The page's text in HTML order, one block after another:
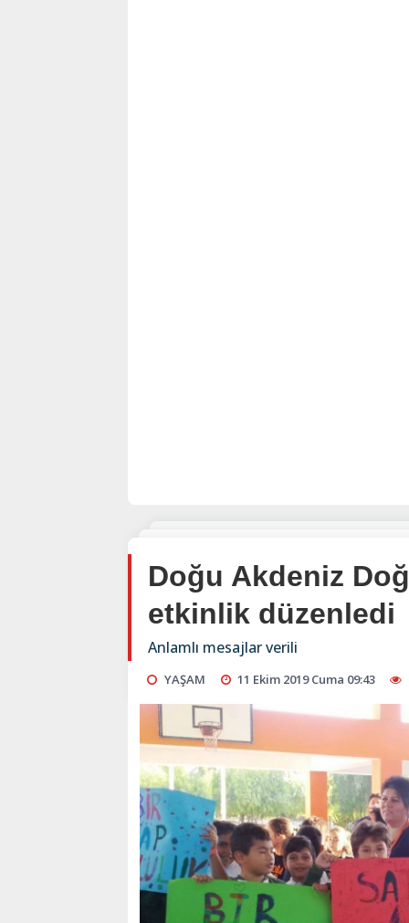
Doğu Akdeniz
etkinlik düzenledi
Anlamlı mesajlar verili
YAŞAM 11 Ekim 2019 Cuma 09:43